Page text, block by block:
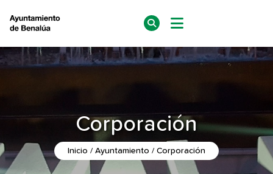
Corporación
Inicio Ayuntamiento Corporación